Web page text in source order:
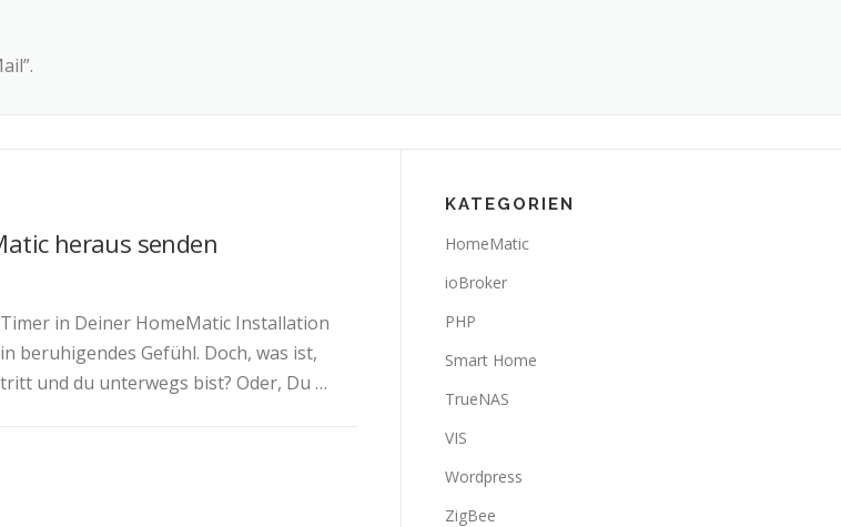
heraus senden
in Deiner HomeMatic Installation
beruhigendes Gefühl. Doch, was ist,
und du unterwegs bist? Oder, Du …
KATEGORIEN
HomeMatic
ioBroker
PHP
Smart Home
TrueNAS
VIS
Wordpress
ZigBee